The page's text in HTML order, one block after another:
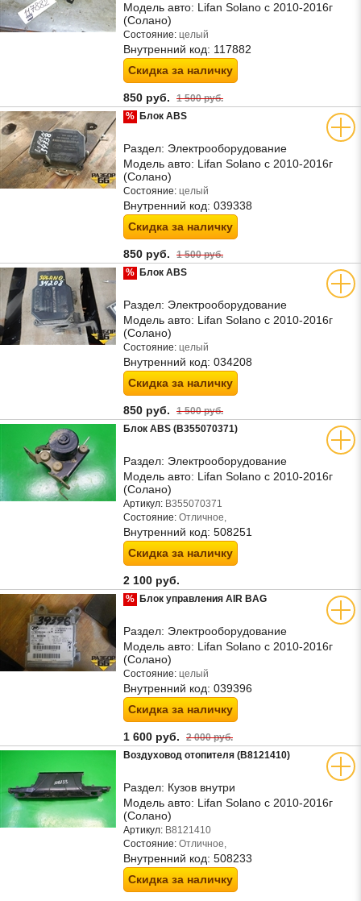
Модель авто: Lifan Solano с 2010-2016г
(Солано)
Состояние: целый
Внутренний код: 117882
Скидка за наличку
850 руб. 1 500 руб.
% Блок ABS
Раздел: Электрооборудование
Модель авто: Lifan Solano с 2010-2016г
(Солано)
Состояние: целый
Внутренний код: 039338
Скидка за наличку
850 руб. 1 500 руб.
% Блок ABS
Раздел: Электрооборудование
Модель авто: Lifan Solano с 2010-2016г
(Солано)
Состояние: целый
Внутренний код: 034208
Скидка за наличку
850 руб. 1 500 руб.
Блок ABS (B355070371)
Раздел: Электрооборудование
Модель авто: Lifan Solano с 2010-2016г
(Солано)
Артикул: B355070371
Состояние: Отличное,
Внутренний код: 508251
Скидка за наличку
2 100 руб.
% Блок управления AIR BAG
Раздел: Электрооборудование
Модель авто: Lifan Solano с 2010-2016г
(Солано)
Состояние: целый
Внутренний код: 039396
Скидка за наличку
1 600 руб. 2 000 руб.
Воздуховод отопителя (B8121410)
Раздел: Кузов внутри
Модель авто: Lifan Solano с 2010-2016г
(Солано)
Артикул: B8121410
Состояние: Отличное,
Внутренний код: 508233
Скидка за наличку